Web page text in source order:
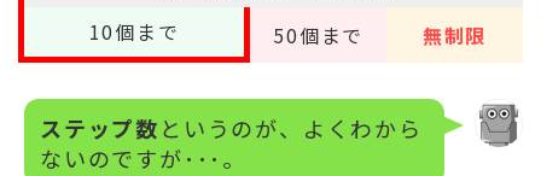
10個まで 50個まで 無制限
ステップ数というのが、よくわから
ないのですが･･･。